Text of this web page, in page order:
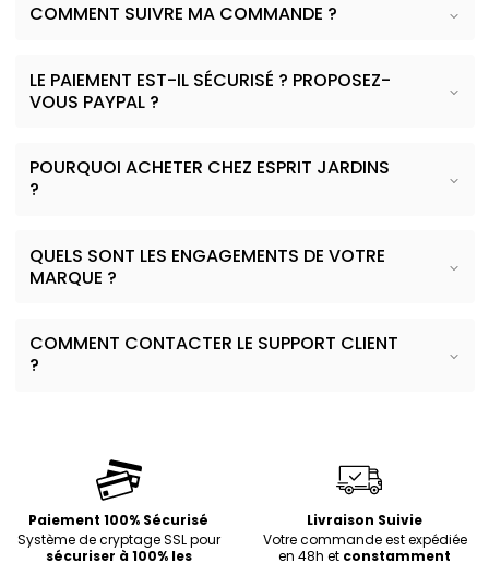
COMMENT SUIVRE MA COMMANDE ?
LE PAIEMENT EST-IL SÉCURISÉ ? PROPOSEZ-
VOUS PAYPAL ?
POURQUOI ACHETER CHEZ ESPRIT JARDINS
?
QUELS SONT LES ENGAGEMENTS DE VOTRE
MARQUE ?
COMMENT CONTACTER LE SUPPORT CLIENT
?
Paiement 100% Sécurisé
Système de cryptage SSL pour
sécuriser à 100% les
Livraison Suivie
Votre commande est expédiée
en 48h et constamment